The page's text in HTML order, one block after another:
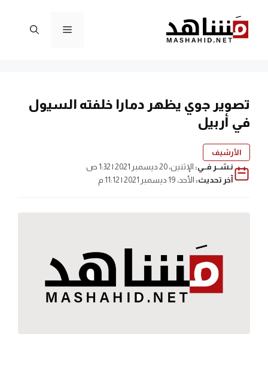
المحتوى
القائمة
تصوير جوي يظهر دمارا خلفته السيول
في أربيل
الأرشيف
نـشــر فــي: الإثنين، 20 ديسمبر 2021 | 1:32 ص
آخر تحديث: الأحد، 19 ديسمبر 2021 | 11:12 م